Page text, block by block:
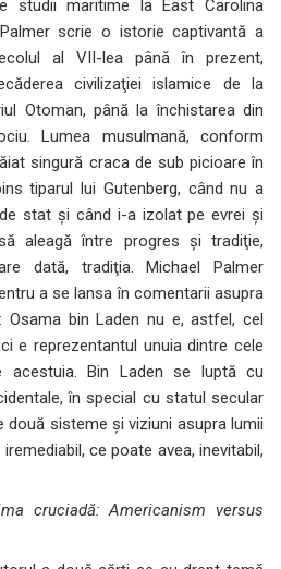
studii maritime la East Carolina
scrie o istorie captivantă a
al VII-lea până în prezent,
civilizaţiei islamice de la
Otoman, până la închistarea din
Lumea musulmană, conform
singură craca de sub picioare în
tiparul lui Gutenberg, când nu a
stat şi când i-a izolat pe evrei şi
aleagă între progres şi tradiţie,
dată, tradiţia. Michael Palmer
a se lansa în comentarii asupra
Osama bin Laden nu e, astfel, cel
e reprezentantul unuia dintre cele
Bin Laden se luptă cu
în special cu statul secular
două sisteme şi viziuni asupra lumii
ce poate avea, inevitabil,
cruciadă: Americanism versus